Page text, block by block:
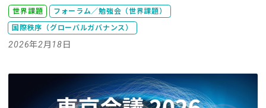
世界課題 フォーラム／勉強会（世界課題）
国際秩序（グローバルガバナンス）
2026年2月18日